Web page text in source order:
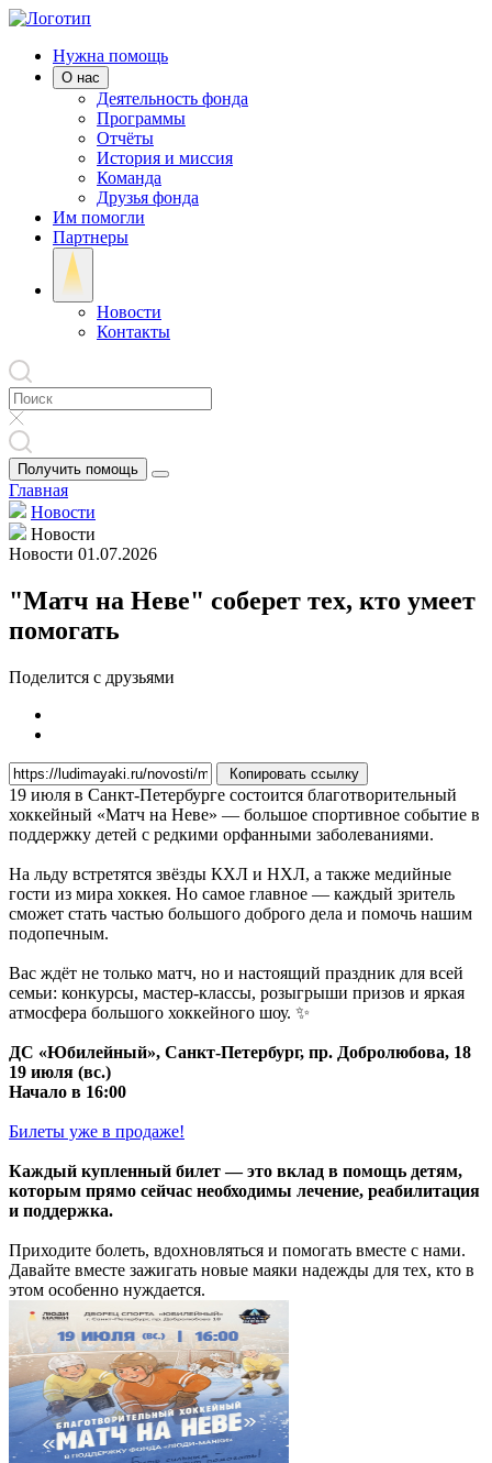
Нужна помощь
О нас
Деятельность фонда
Программы
Отчёты
История и миссия
Команда
Друзья фонда
Им помогли
Партнеры
Новости
Контакты
Получить помощь
Главная
Новости
Новости
Новости 01.07.2026
"Матч на Неве" соберет тех, кто умеет
помогать
Поделится с друзьями
Копировать ссылку
19 июля в Санкт-Петербурге состоится благотворительный
хоккейный «Матч на Неве» — большое спортивное событие в
поддержку детей с редкими орфанными заболеваниями.
На льду встретятся звёзды КХЛ и НХЛ, а также медийные
гости из мира хоккея. Но самое главное — каждый зритель
сможет стать частью большого доброго дела и помочь нашим
подопечным.
Вас ждёт не только матч, но и настоящий праздник для всей
семьи: конкурсы, мастер-классы, розыгрыши призов и яркая
атмосфера большого хоккейного шоу. ✨
ДС «Юбилейный», Санкт-Петербург, пр. Добролюбова, 18
19 июля (вс.)
Начало в 16:00
Билеты уже в продаже!
Каждый купленный билет — это вклад в помощь детям,
которым прямо сейчас необходимы лечение, реабилитация
и поддержка.
Приходите болеть, вдохновляться и помогать вместе с нами.
Давайте вместе зажигать новые маяки надежды для тех, кто в
этом особенно нуждается.